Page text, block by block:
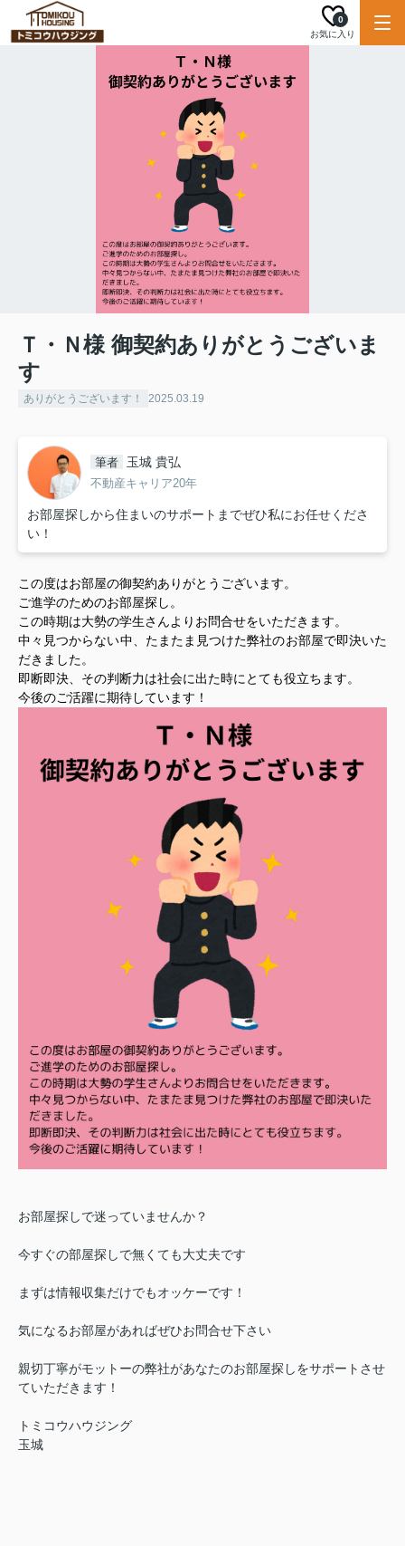
お気に入り
0
Ｔ・Ｎ様 御契約ありがとうございま
す
ありがとうございます！ 2025.03.19
筆者 玉城 貴弘
不動産キャリア20年
お部屋探しから住まいのサポートまでぜひ私にお任せくださ
い！
この度はお部屋の御契約ありがとうございます。
ご進学のためのお部屋探し。
この時期は大勢の学生さんよりお問合せをいただきます。
中々見つからない中、たまたま見つけた弊社のお部屋で即決いた
だきました。
即断即決、その判断力は社会に出た時にとても役立ちます。
今後のご活躍に期待しています！
お部屋探しで迷っていませんか？
今すぐの部屋探しで無くても大丈夫です
まずは情報収集だけでもオッケーです！
気になるお部屋があればぜひお問合せ下さい
親切丁寧がモットーの弊社があなたのお部屋探しをサポートさせ
ていただきます！
トミコウハウジング
玉城